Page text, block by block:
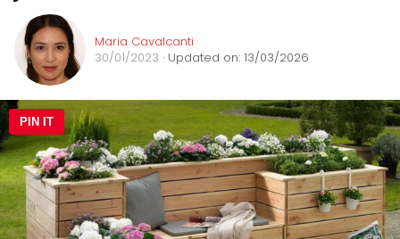
Maria Cavalcanti
30/01/2023 · Updated on: 13/03/2026
PIN IT